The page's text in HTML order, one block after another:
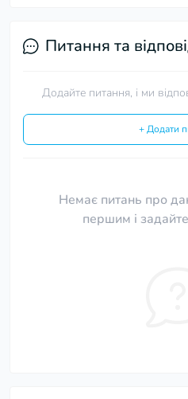
Питання та
Додайте питання, і ми
+ Додати
Немає питань про
першим і